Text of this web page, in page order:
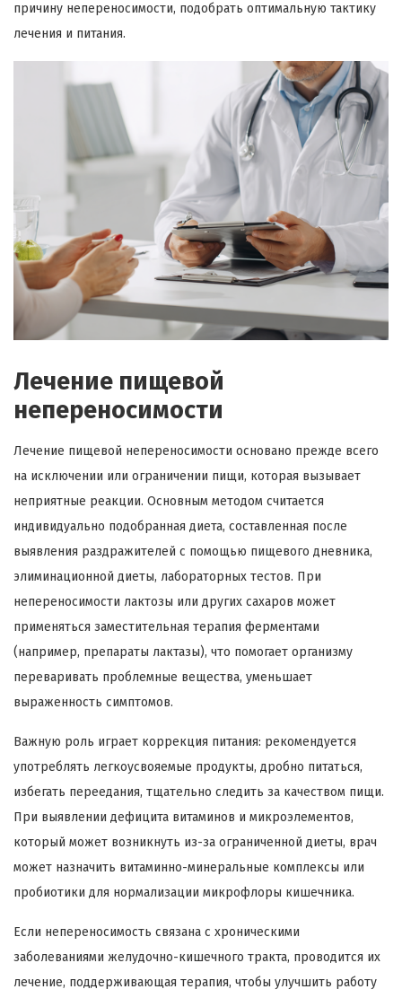
причину непереносимости, подобрать оптимальную тактику
лечения и питания.
Лечение пищевой
непереносимости
Лечение пищевой непереносимости основано прежде всего
на исключении или ограничении пищи, которая вызывает
неприятные реакции. Основным методом считается
индивидуально подобранная диета, составленная после
выявления раздражителей с помощью пищевого дневника,
элиминационной диеты, лабораторных тестов. При
непереносимости лактозы или других сахаров может
применяться заместительная терапия ферментами
(например, препараты лактазы), что помогает организму
переваривать проблемные вещества, уменьшает
выраженность симптомов.
Важную роль играет коррекция питания: рекомендуется
употреблять легкоусвояемые продукты, дробно питаться,
избегать переедания, тщательно следить за качеством пищи.
При выявлении дефицита витаминов и микроэлементов,
который может возникнуть из-за ограниченной диеты, врач
может назначить витаминно-минеральные комплексы или
пробиотики для нормализации микрофлоры кишечника.
Если непереносимость связана с хроническими
заболеваниями желудочно-кишечного тракта, проводится их
лечение, поддерживающая терапия, чтобы улучшить работу